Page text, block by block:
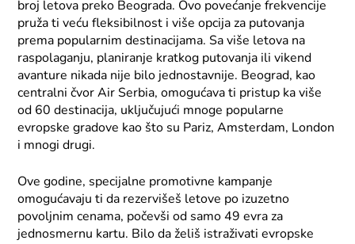
broj letova preko Beograda. Ovo povećanje frekvencije
pruža ti veću fleksibilnost i više opcija za putovanja
prema popularnim destinacijama. Sa više letova na
raspolaganju, planiranje kratkog putovanja ili vikend
avanture nikada nije bilo jednostavnije. Beograd, kao
centralni čvor Air Serbia, omogućava ti pristup ka više
od 60 destinacija, uključujući mnoge popularne
evropske gradove kao što su Pariz, Amsterdam, London
i mnogi drugi.
Ove godine, specijalne promotivne kampanje
omogućavaju ti da rezervišeš letove po izuzetno
povoljnim cenama, počevši od samo 49 evra za
jednosmernu kartu. Bilo da želiš istraživati evropske